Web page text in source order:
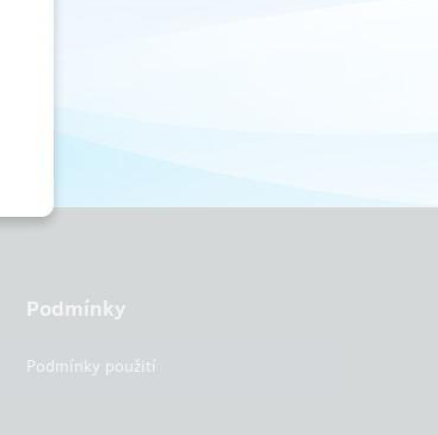
Podmínky
Podmínky použití